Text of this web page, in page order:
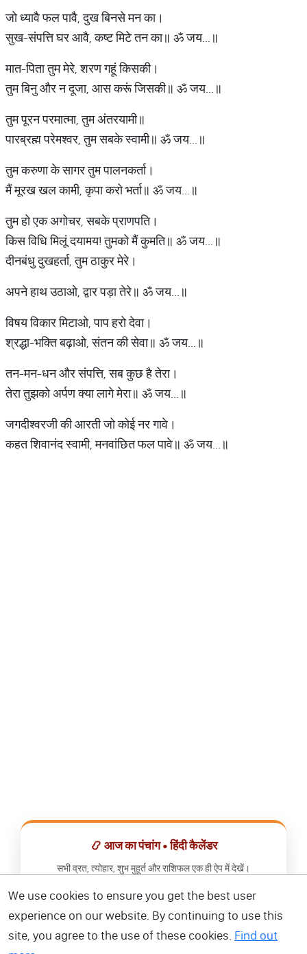
जो ध्यावै फल पावै, दुख बिनसे मन का।
सुख-संपत्ति घर आवै, कष्ट मिटे तन का॥ ॐ जय...॥
मात-पिता तुम मेरे, शरण गहूं किसकी।
तुम बिनु और न दूजा, आस करूं जिसकी॥ ॐ जय...॥
तुम पूरन परमात्मा, तुम अंतरयामी॥
पारब्रह्म परेमश्वर, तुम सबके स्वामी॥ ॐ जय...॥
तुम करुणा के सागर तुम पालनकर्ता।
मैं मूरख खल कामी, कृपा करो भर्ता॥ ॐ जय...॥
तुम हो एक अगोचर, सबके प्राणपति।
किस विधि मिलूं दयामय! तुमको मैं कुमति॥ ॐ जय...॥
दीनबंधु दुखहर्ता, तुम ठाकुर मेरे।
अपने हाथ उठाओ, द्वार पड़ा तेरे॥ ॐ जय...॥
विषय विकार मिटाओ, पाप हरो देवा।
श्रद्धा-भक्ति बढ़ाओ, संतन की सेवा॥ ॐ जय...॥
तन-मन-धन और संपत्ति, सब कुछ है तेरा।
तेरा तुझको अर्पण क्या लागे मेरा॥ ॐ जय...॥
जगदीश्वरजी की आरती जो कोई नर गावे।
कहत शिवानंद स्वामी, मनवांछित फल पावे॥ ॐ जय...॥
📿 आज का पंचांग • हिंदी कैलेंडर
सभी व्रत, त्योहार, शुभ मुहूर्त और राशिफल एक ही ऐप में देखें।
📅 हिंदी कैलेंडर ऐप डाउनलोड करें
We use cookies to ensure you get the best user
experience on our website. By continuing to use this
site, you agree to the use of these cookies. Find out